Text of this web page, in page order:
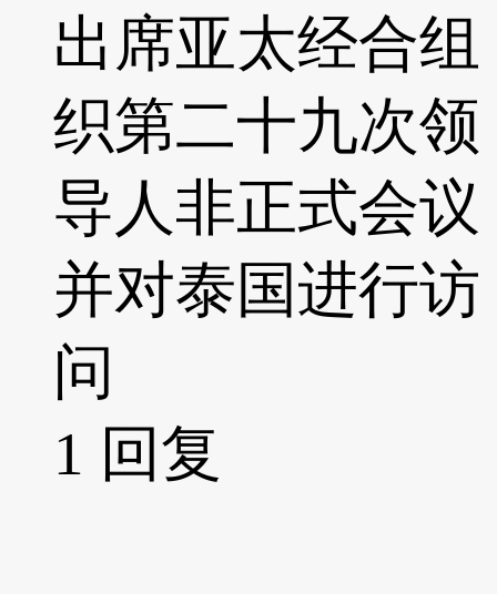
出席亚太经合组
织第二十九次领
导人非正式会议
并对泰国进行访
问
1 回复